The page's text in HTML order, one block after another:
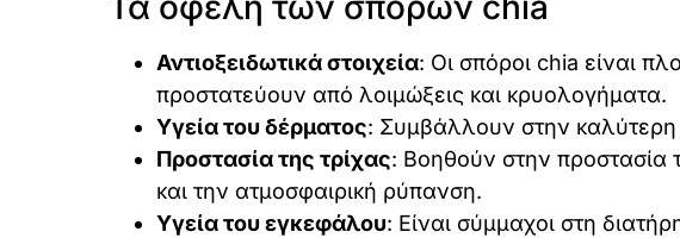
Αντιοξειδωτικά στοιχεία: Οι σπόροι chia είναι
προστατεύουν από λοιμώξεις και κρυολογήματα.
Υγεία του δέρματος: Συμβάλλουν στην
Προστασία της τρίχας: Βοηθούν στην προστασία
και την ατμοσφαιρική ρύπανση.
Υγεία του εγκεφάλου: Είναι σύμμαχοι στη